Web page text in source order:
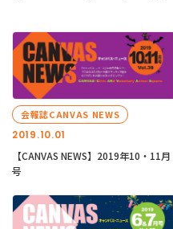
2019.10.01
会報誌CANVAS NEWS
【CANVAS NEWS】2019年10・11月
号